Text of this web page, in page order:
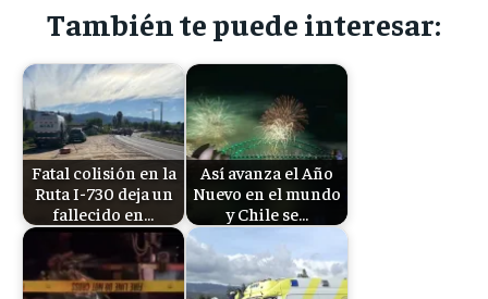
También te puede interesar:
Fatal colisión en la
Ruta I-730 deja un
fallecido en…
Así avanza el Año
Nuevo en el mundo
y Chile se…